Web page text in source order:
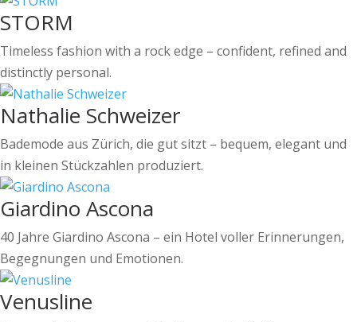
STORM
Timeless fashion with a rock edge – confident, refined and
distinctly personal.
Nathalie Schweizer
Bademode aus Zürich, die gut sitzt – bequem, elegant und
in kleinen Stückzahlen produziert.
Giardino Ascona
40 Jahre Giardino Ascona – ein Hotel voller Erinnerungen,
Begegnungen und Emotionen.
Venusline